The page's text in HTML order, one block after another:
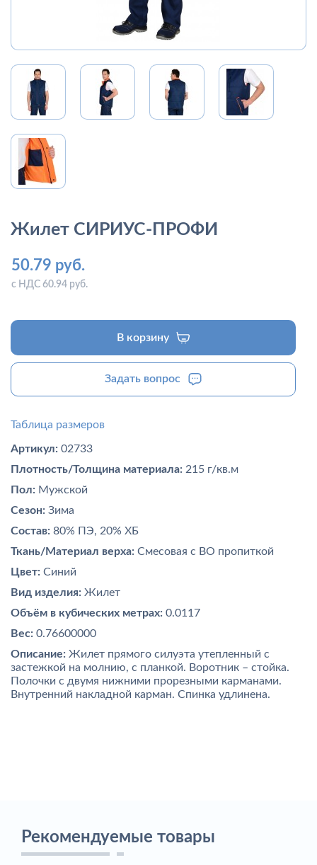
Жилет СИРИУС-ПРОФИ
50.79 руб.
с НДС 60.94 руб.
В корзину
Задать вопрос
Таблица размеров
Артикул: 02733
Плотность/Толщина материала: 215 г/кв.м
Пол: Мужской
Сезон: Зима
Состав: 80% ПЭ, 20% ХБ
Ткань/Материал верха: Смесовая с ВО пропиткой
Цвет: Синий
Вид изделия: Жилет
Объём в кубических метрах: 0.0117
Вес: 0.76600000
Описание: Жилет прямого силуэта утепленный с
застежкой на молнию, с планкой. Воротник – стойка.
Полочки с двумя нижними прорезными карманами.
Внутренний накладной карман. Спинка удлинена.
Рекомендуемые товары